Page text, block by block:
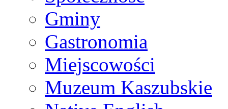
Gminy
Gastronomia
Miejscowości
Muzeum Kaszubskie